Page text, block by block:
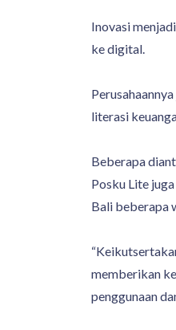
Inovasi
ke digital.
literasi
Beberapa
Posku Lite
Bali beberapa
memberikan
penggunaan